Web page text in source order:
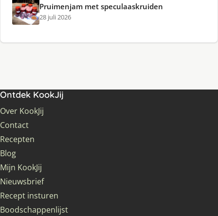
Pruimenjam met speculaaskruiden
28 juli 2026
Ontdek KookJij
Over KookJij
Contact
Recepten
Blog
Mijn KookJij
Nieuwsbrief
Recept insturen
Boodschappenlijst